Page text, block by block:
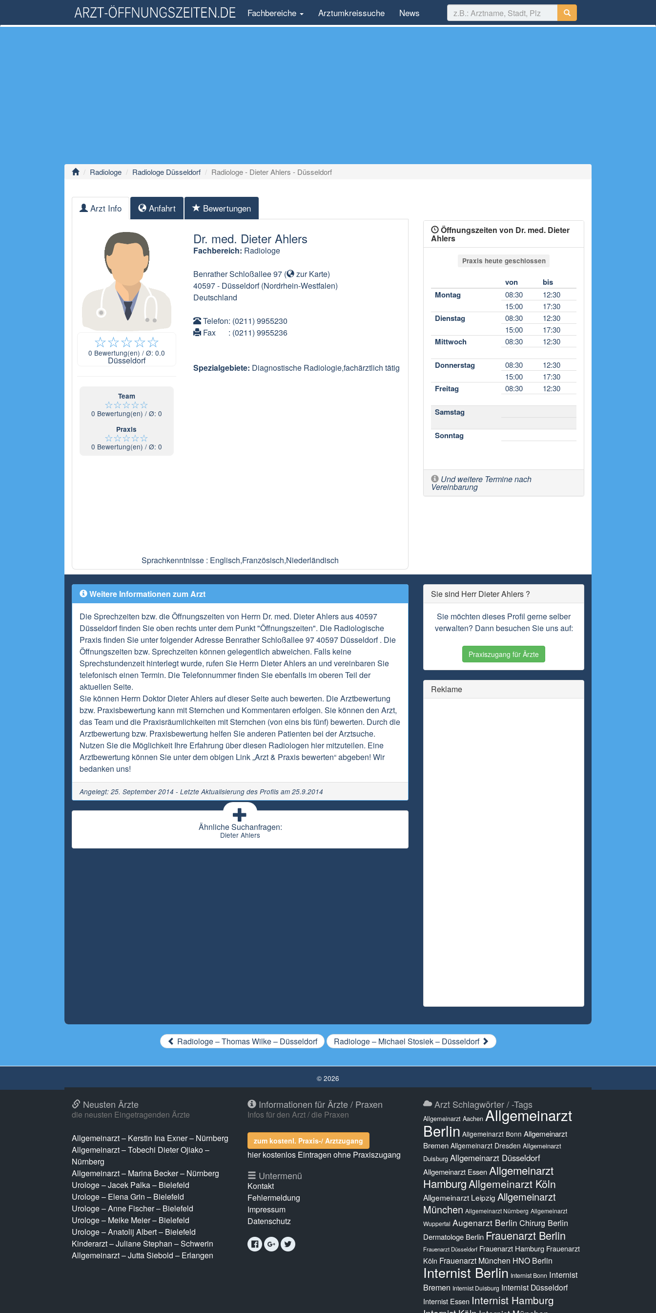
Fachbereiche Arztumkreissuche News
Radiologe Radiologe Düsseldorf Radiologe - Dieter Ahlers - Düsseldorf
Arzt Info Anfahrt Bewertungen
☆☆☆☆☆
0 Bewertung(en) / Ø: 0.0
Düsseldorf
Team
☆☆☆☆☆
0 Bewertung(en) / Ø: 0
Praxis
☆☆☆☆☆
0 Bewertung(en) / Ø: 0
Dr. med. Dieter Ahlers
Fachbereich: Radiologe
Benrather Schloßallee 97( zur Karte)
40597- Düsseldorf (Nordrhein-Westfalen)
Deutschland
Telefon: (0211) 9955230
Fax
: (0211) 9955236
Spezialgebiete: Diagnostische Radiologie,fachärztlich tätig
Sprachkenntnisse : Englisch,Französisch,Niederländisch
Öffnungszeiten von Dr. med. Dieter
Ahlers
Praxis heute geschlossen
von
bis
Montag
08:30
12:30
15:00
17:30
Dienstag 08:30
12:30
15:00
17:30
Mittwoch 08:30 12:30
Donnerstag 08:30
12:30
15:00
17:30
Freitag 08:30 12:30
Samstag
Sonntag
Und weitere Termine nach
Vereinbarung
Weitere Informationen zum Arzt
Die Sprechzeiten bzw. die Öffnungszeiten von Herrn Dr. med. Dieter Ahlers aus 40597
Düsseldorf finden Sie oben rechts unter dem Punkt "Öffnungszeiten". Die Radiologische
Praxis finden Sie unter folgender Adresse Benrather Schloßallee 97 40597 Düsseldorf . Die
Öffnungszeiten bzw. Sprechzeiten können gelegentlich abweichen. Falls keine
Sprechstundenzeit hinterlegt wurde, rufen Sie Herrn Dieter Ahlers an und vereinbaren Sie
telefonisch einen Termin. Die Telefonnummer finden Sie ebenfalls im oberen Teil der
aktuellen Seite.
Sie können Herrn Doktor Dieter Ahlers auf dieser Seite auch bewerten. Die Arztbewertung
bzw. Praxisbewertung kann mit Sternchen und Kommentaren erfolgen. Sie können den Arzt,
das Team und die Praxisräumlichkeiten mit Sternchen (von eins bis fünf) bewerten. Durch die
Arztbewertung bzw. Praxisbewertung helfen Sie anderen Patienten bei der Arztsuche.
Nutzen Sie die Möglichkeit Ihre Erfahrung über diesen Radiologen hier mitzuteilen. Eine
Arztbewertung können Sie unter dem obigen Link „Arzt & Praxis bewerten“ abgeben! Wir
bedanken uns!
Angelegt: 25. September 2014 - Letzte Aktualisierung des Profils am 25.9.2014
Ähnliche Suchanfragen:
Dieter Ahlers
Sie sind Herr Dieter Ahlers ?
Sie möchten dieses Profil gerne selber
verwalten? Dann besuchen Sie uns auf:
Praxiszugang für Ärzte
Reklame
Radiologe – Thomas Wilke – Düsseldorf Radiologe – Michael Stosiek – Düsseldorf
© 2026
Neusten Ärzte
die neusten Eingetragenden Ärzte
Allgemeinarzt – Kerstin Ina Exner – Nürnberg
Allgemeinarzt – Tobechi Dieter Ojiako –
Nürnberg
Allgemeinarzt – Marina Becker – Nürnberg
Urologe – Jacek Palka – Bielefeld
Urologe – Elena Grin – Bielefeld
Urologe – Anne Fischer – Bielefeld
Urologe – Meike Meier – Bielefeld
Urologe – Anatolij Albert – Bielefeld
Kinderarzt – Juliane Stephan – Schwerin
Allgemeinarzt – Jutta Siebold – Erlangen
Informationen für Ärzte / Praxen
Infos für den Arzt / die Praxen
zum kostenl. Praxis-/ Arztzugang
hier kostenlos Eintragen ohne Praxiszugang
Untermenü
Kontakt
Fehlermeldung
Impressum
Datenschutz
Arzt Schlagwörter / -Tags
Allgemeinarzt Aachen Allgemeinarzt
Berlin Allgemeinarzt Bonn Allgemeinarzt
Bremen Allgemeinarzt Dresden Allgemeinarzt
Duisburg Allgemeinarzt Düsseldorf
Allgemeinarzt Essen Allgemeinarzt
HamburgAllgemeinarzt Köln
Allgemeinarzt Leipzig Allgemeinarzt
München Allgemeinarzt Nürnberg Allgemeinarzt
Wuppertal Augenarzt Berlin Chirurg Berlin
Dermatologe Berlin Frauenarzt Berlin
Frauenarzt Düsseldorf Frauenarzt Hamburg Frauenarzt
Köln Frauenarzt München HNO Berlin
Internist Berlin Internist Bonn Internist
Bremen Internist Duisburg Internist Düsseldorf
Internist Essen Internist Hamburg